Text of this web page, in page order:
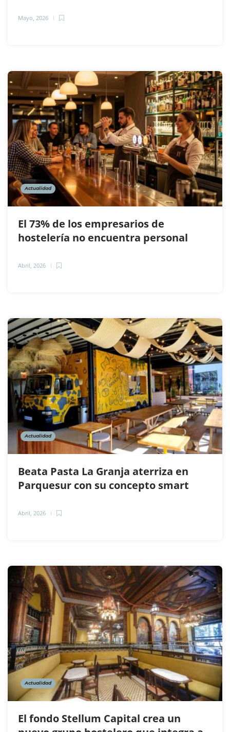
Mayo, 2026
Actualidad
El 73% de los empresarios de
hostelería no encuentra personal
Abril, 2026
Actualidad
Beata Pasta La Granja aterriza en
Parquesur con su concepto smart
Abril, 2026
Actualidad
El fondo Stellum Capital crea un